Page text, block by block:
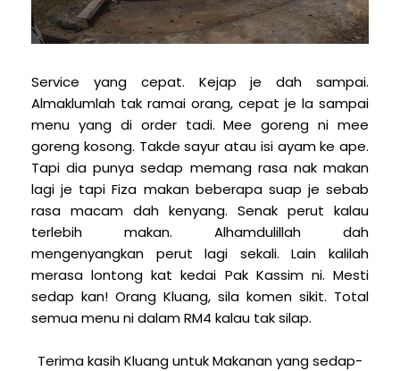
Service yang cepat. Kejap je dah sampai.
Almaklumlah tak ramai orang, cepat je la sampai
menu yang di order tadi. Mee goreng ni mee
goreng kosong. Takde sayur atau isi ayam ke ape.
Tapi dia punya sedap memang rasa nak makan
lagi je tapi Fiza makan beberapa suap je sebab
rasa macam dah kenyang. Senak perut kalau
terlebih makan. Alhamdulillah dah
mengenyangkan perut lagi sekali. Lain kalilah
merasa lontong kat kedai Pak Kassim ni. Mesti
sedap kan! Orang Kluang, sila komen sikit. Total
semua menu ni dalam RM4 kalau tak silap.
Terima kasih Kluang untuk Makanan yang sedap-